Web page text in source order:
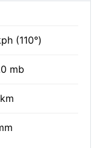
(110°)
mb